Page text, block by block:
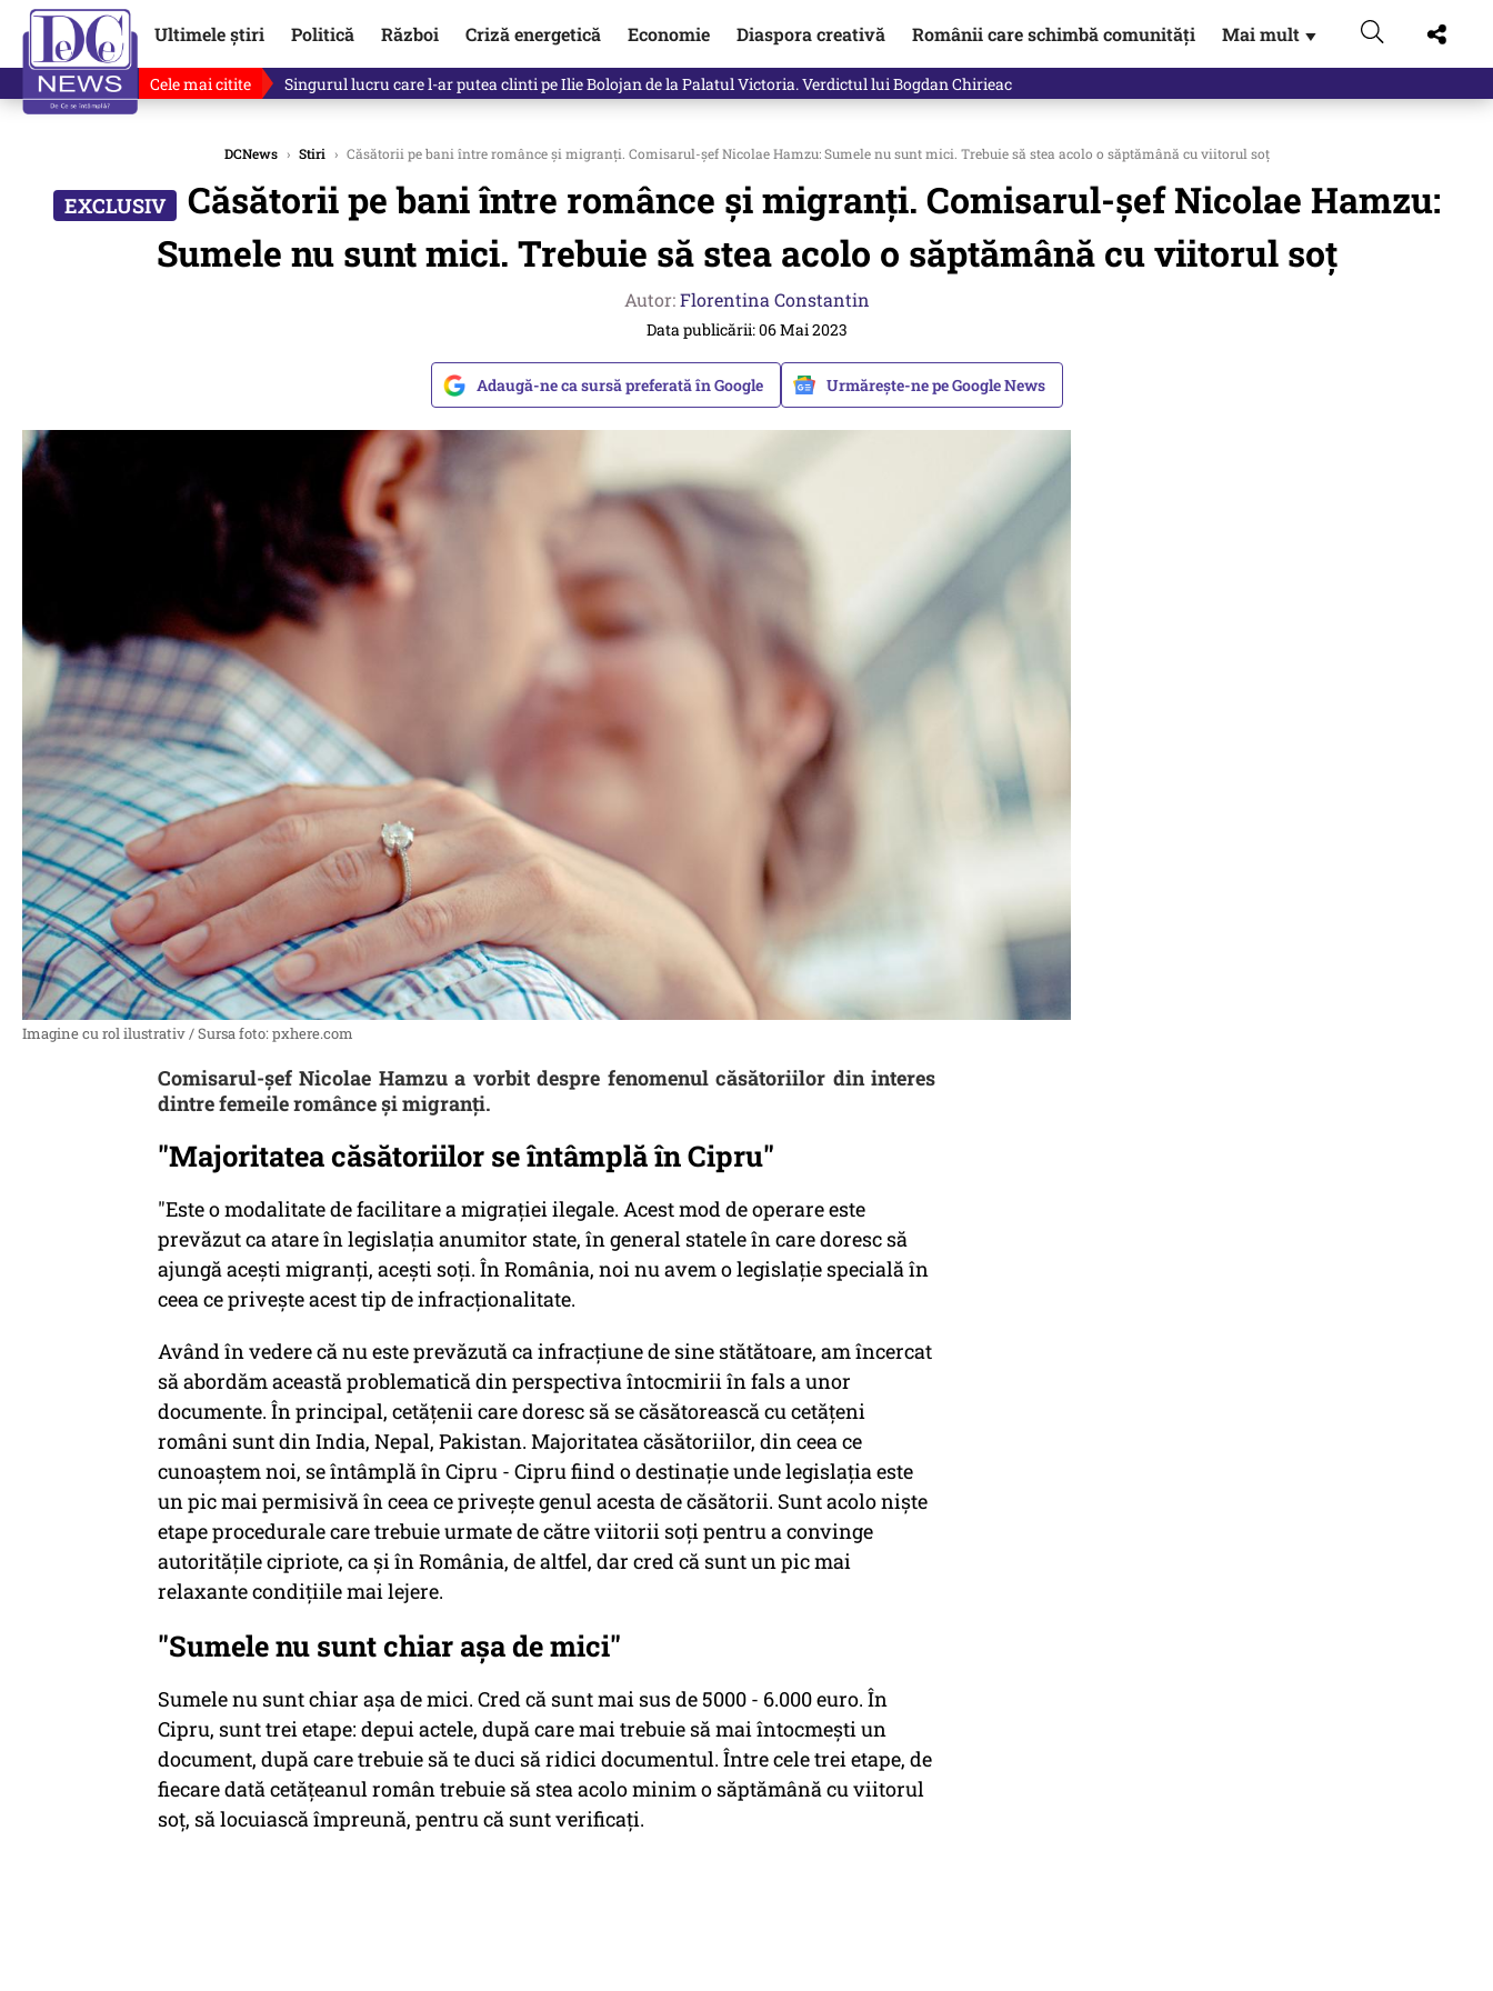
Ultimele știri Politică Război Criză energetică Economie Diaspora creativă Românii care schimbă comunități Mai mult ▼
Cele mai citite Singurul lucru care l-ar putea clinti pe Ilie Bolojan de la Palatul Victoria. Verdictul lui Bogdan Chirieac
DCNews › Stiri › Căsătorii pe bani între românce și migranți. Comisarul-șef Nicolae Hamzu: Sumele nu sunt mici. Trebuie să stea acolo o săptămână cu viitorul soț
Căsătorii pe bani între românce și migranți. Comisarul-șef Nicolae Hamzu:
Sumele nu sunt mici. Trebuie să stea acolo o săptămână cu viitorul soț
Autor:Florentina Constantin
Data publicării: 06 Mai 2023
Adaugă-ne ca sursă preferată în Google Urmărește-ne pe Google News
Imagine cu rol ilustrativ / Sursa foto: pxhere.com
Comisarul-șef Nicolae Hamzu a vorbit despre fenomenul căsătoriilor din interes
dintre femeile românce și migranți.
"Majoritatea căsătoriilor se întâmplă în Cipru"
"Este o modalitate de facilitare a migrației ilegale. Acest mod de operare este
prevăzut ca atare în legislația anumitor state, în general statele în care doresc să
ajungă acești migranți, acești soți. În România, noi nu avem o legislație specială în
ceea ce privește acest tip de infracționalitate.
Având în vedere că nu este prevăzută ca infracțiune de sine stătătoare, am încercat
să abordăm această problematică din perspectiva întocmirii în fals a unor
documente. În principal, cetățenii care doresc să se căsătorească cu cetățeni
români sunt din India, Nepal, Pakistan. Majoritatea căsătoriilor, din ceea ce
cunoaștem noi, se întâmplă în Cipru - Cipru fiind o destinație unde legislația este
un pic mai permisivă în ceea ce privește genul acesta de căsătorii. Sunt acolo niște
etape procedurale care trebuie urmate de către viitorii soți pentru a convinge
autoritățile cipriote, ca și în România, de altfel, dar cred că sunt un pic mai
relaxante condițiile mai lejere.
"Sumele nu sunt chiar așa de mici"
Sumele nu sunt chiar așa de mici. Cred că sunt mai sus de 5000 - 6.000 euro. În
Cipru, sunt trei etape: depui actele, după care mai trebuie să mai întocmești un
document, după care trebuie să te duci să ridici documentul. Între cele trei etape, de
fiecare dată cetățeanul român trebuie să stea acolo minim o săptămână cu viitorul
soț, să locuiască împreună, pentru că sunt verificați.